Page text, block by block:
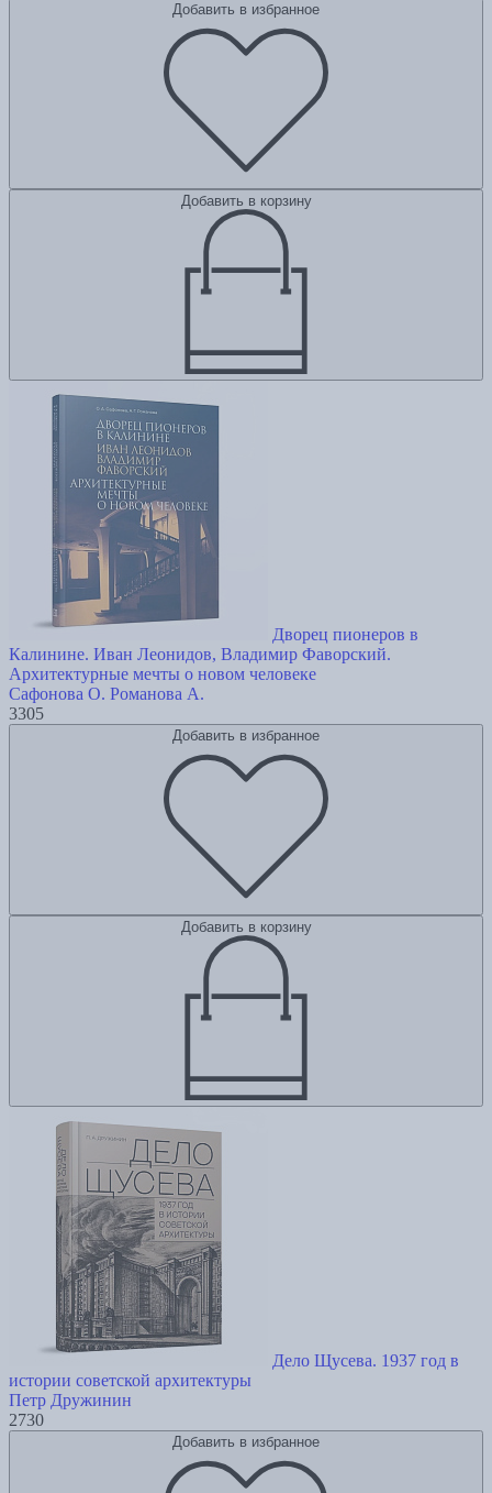
Добавить в избранное
Добавить в корзину
Дворец пионеров в
Калинине. Иван Леонидов, Владимир Фаворский.
Архитектурные мечты о новом человеке
Сафонова О. Романова А.
3305
Добавить в избранное
Добавить в корзину
Дело Щусева. 1937 год в
истории советской архитектуры
Петр Дружинин
2730
Добавить в избранное